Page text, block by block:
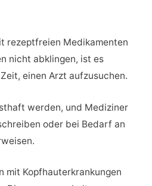
rezeptfreien Medikamenten
nicht abklingen, ist es
einen Arzt aufzusuchen.
werden, und Mediziner
oder bei Bedarf an
mit Kopfhauterkrankungen